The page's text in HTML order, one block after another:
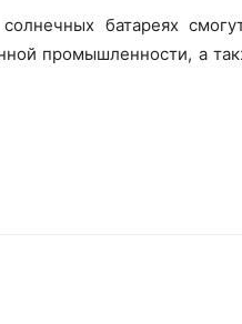
батареях
промышленности, а